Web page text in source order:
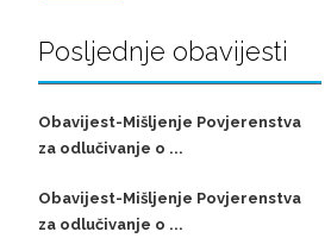
Posljednje obavijesti
Obavijest-Mišljenje Povjerenstva
za odlučivanje o ...
Obavijest-Mišljenje Povjerenstva
za odlučivanje o ...